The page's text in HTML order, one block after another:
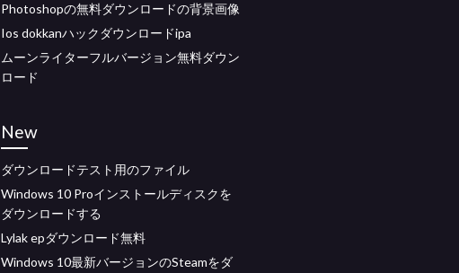
Photoshopの無料ダウンロードの背景画像
Ios dokkanハックダウンロードipa
ムーンライターフルバージョン無料ダウン
ロード
New
ダウンロードテスト用のファイル
Windows 10 Proインストールディスクを
ダウンロードする
Lylak epダウンロード無料
Windows 10最新バージョンのSteamをダ